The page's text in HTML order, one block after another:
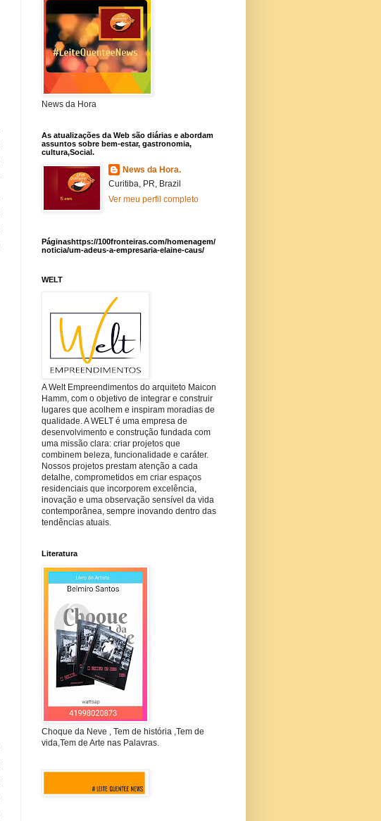
News da Hora
As atualizações da Web são diárias e abordam
assuntos sobre bem-estar, gastronomia,
cultura,Social.
News da Hora.
Curitiba, PR, Brazil
Ver meu perfil completo
Páginashttps://100fronteiras.com/homenagem/
noticia/um-adeus-a-empresaria-elaine-caus/
WELT
A Welt Empreendimentos do arquiteto Maicon
Hamm, com o objetivo de integrar e construir
lugares que acolhem e inspiram moradias de
qualidade. A WELT é uma empresa de
desenvolvimento e construção fundada com
uma missão clara: criar projetos que
combinem beleza, funcionalidade e caráter.
Nossos projetos prestam atenção a cada
detalhe, comprometidos em criar espaços
residenciais que incorporem excelência,
inovação e uma observação sensível da vida
contemporânea, sempre inovando dentro das
tendências atuais.
Literatura
Choque da Neve , Tem de história ,Tem de
vida,Tem de Arte nas Palavras.